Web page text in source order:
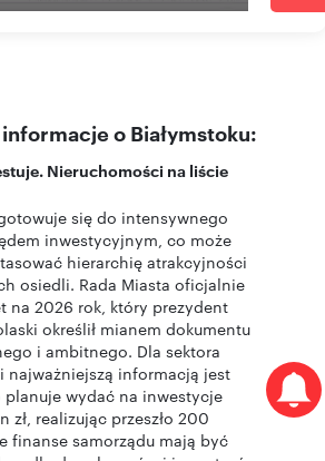
o Białymstoku:
Nieruchomości na liście
się do intensywnego
inwestycyjnym, co może
hierarchię atrakcyjności
osiedli. Rada Miasta oficjalnie
na 2026 rok, który prezydent
określił mianem dokumentu
i ambitnego. Dla sektora
najważniejszą informacją jest
planuje wydać na inwestycje
zł, realizując przeszło 200
finanse samorządu mają być